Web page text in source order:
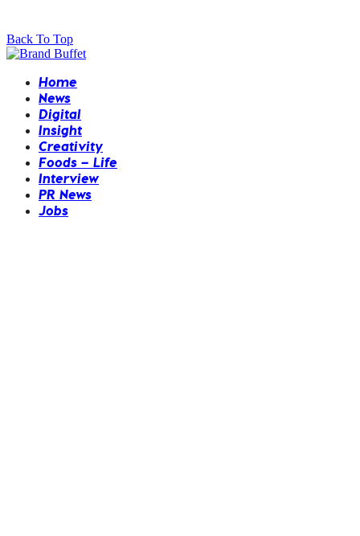
Back To Top
Home
News
Digital
Insight
Creativity
Foods – Life
Interview
PR News
Jobs